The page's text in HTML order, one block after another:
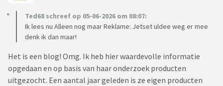
Ted68 schreef op 05-06-2026 om 08:07:
Ik lees nu Alleen nog maar Reklame: Jetset uldee weg er mee
denk ik dan maar!
Het is een blog! Omg. Ik heb hier waardevolle informatie
opgedaan en op basis van haar onderzoek producten
uitgezocht. Een aantal jaar geleden is ze eigen producten